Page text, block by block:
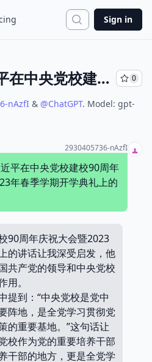
Search
Sign in
帮我写一篇 习近平在中央党校建校90周年庆祝大会暨2023年春季学期开学典礼上的讲话的读后感 0
nAzfI & @ChatGPT. Model: gpt-
2930405736-nAzfI
平在中央党校建校90周年
年春季学期开学典礼上的
90周年庆祝大会暨2023
的讲话让我深受启发，他
共产党的领导和中央党校
。
提到：“中央党校是党中
阵地，是全党学习贯彻党
的重要基地。”这句话让
校作为党的重要培养干部
干部的地方，更是全党学